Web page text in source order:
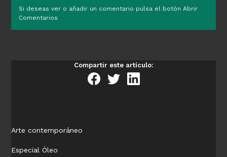
Si deseas ver o añadir un comentario pulsa el botón Abrir
Comentarios
Compartir este artículo:
Arte contemporáneo
Especial Óleo